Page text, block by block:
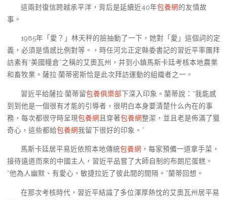
這兩封復信跨越承平洋，背后是延續近40年包養網的友情故
事。
1985年「愛？」林天秤的臉抽動了一下，她對「愛」這個詞的定
義，必須是情感比例對等。，時任河北正定縣委書記的習近平率團拜
訪素有“美國糧倉”之稱的艾奧瓦州，并到小鎮馬斯卡廷考核本地農業
和畜牧業。薩拉·蘭蒂密斯恰是此次拜訪運動的組織者之一。
習近平給薩拉·蘭蒂留包養俱樂部下深入印象。蘭蒂說：“我能感
到到他是一個很有才能的引導者，很明白本身要清楚什么內在的事
務，每次都很守時呈現包養網 且穿著包養網整潔，並且老是佈滿了獵
奇心，這些都給包養網我留下很好的印象。”
馬斯卡廷居平易近依照本地傳統包養網 ，每家預備一道拿手菜，
接待遠道而來的中國主人，習近平品嘗了大師自制的布朗尼蛋糕。
“他為人幽默、有愛心，敏捷拉近了彼此間的間隔。”蘭蒂回想。
在那次考核時代，習近平結識了多位渾厚熱忱的艾奧瓦州居平易